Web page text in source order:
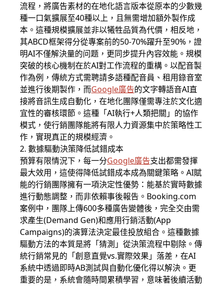
流程，將廣告素材的在地化語言版本從原本的少數幾
種一口氣擴展至40種以上，且無需增加額外製作成
本。這種規模擴展並非以犧牲品質為代價，相反地，
其ABCD框架得分從專案前的50-70%躍升至90%，證
明AI不僅解決量的问题，更同步提升內容效能。規模
突破的核心機制在於AI對工作流程的重構。以配音製
作為例，傳統方式需聘請多語種配音員、租用錄音室
並進行後期製作，而Google廣告的文字轉語音AI直
接將音訊生成自動化，在地化團隊僅需專注於文化適
宜性的審核環節。這種「AI執行+人類把關」的協作
模式，使行銷團隊能將有限人力資源集中於策略性工
作，實現真正的規模經濟。
2. 數據驅動決策降低試錯成本
預算有限情況下，每一分Google廣告支出都需發揮
最大效用，這使得降低試錯成本成為關鍵策略。AI賦
能的行銷團隊擁有一項決定性優勢：能基於實時數據
進行動態調整，而非依賴事後報告。Booking.com
案例中，團隊上傳600多種廣告變體後，完全交由需
求產生(Demand Gen)和應用行銷活動(App
Campaigns)的演算法決定最佳投放組合。這種數據
驅動方法的本質是將「猜測」從決策流程中剔除。傳
統行銷常見的「創意直覺vs.實際效果」落差，在AI
系統中透過即時AB測試與自動化優化得以解決。更
重要的是，系統會隨時間累積學習，意味著後續活動